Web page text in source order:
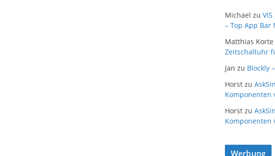
Michael zu
– Top App Bar
Matthias Korte
Zeitschaltuhr
Jan zu Blockly
Horst zu
Komponenten
Horst zu
Komponenten
Werbung